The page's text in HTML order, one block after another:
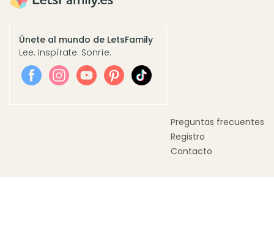
Únete al mundo de LetsFamily
Lee. Inspírate. Sonríe.
Preguntas frecuentes
Registro
Contacto